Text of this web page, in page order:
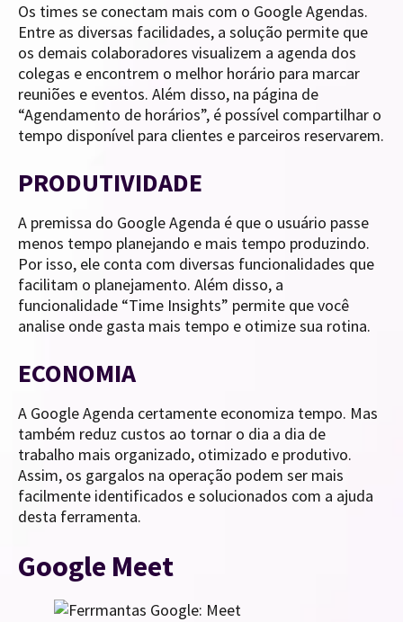
Os times se conectam mais com o Google Agendas.
Entre as diversas facilidades, a solução permite que
os demais colaboradores visualizem a agenda dos
colegas e encontrem o melhor horário para marcar
reuniões e eventos. Além disso, na página de
“Agendamento de horários”, é possível compartilhar o
tempo disponível para clientes e parceiros reservarem.
PRODUTIVIDADE
A premissa do Google Agenda é que o usuário passe
menos tempo planejando e mais tempo produzindo.
Por isso, ele conta com diversas funcionalidades que
facilitam o planejamento. Além disso, a
funcionalidade “Time Insights” permite que você
analise onde gasta mais tempo e otimize sua rotina.
ECONOMIA
A Google Agenda certamente economiza tempo. Mas
também reduz custos ao tornar o dia a dia de
trabalho mais organizado, otimizado e produtivo.
Assim, os gargalos na operação podem ser mais
facilmente identificados e solucionados com a ajuda
desta ferramenta.
Google Meet